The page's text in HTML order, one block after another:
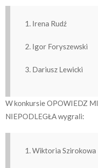
1. Irena Rudź
2. Igor Foryszewski
3. Dariusz Lewicki
W konkursie OPOWIEDZ
NIEPODLEGŁA wygrali:
1. Wiktoria Szirokowa